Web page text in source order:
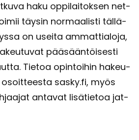
haku op­pi­lai­tok­sen net­
täy­sin nor­maa­lis­ti täl­lä­
on usei­ta am­mat­tia­lo­ja,
pää­sään­töi­ses­ti
Tie­toa opin­toi­hin ha­keu­
sasky.fi, myös
an­ta­vat li­sä­tie­toa jat­